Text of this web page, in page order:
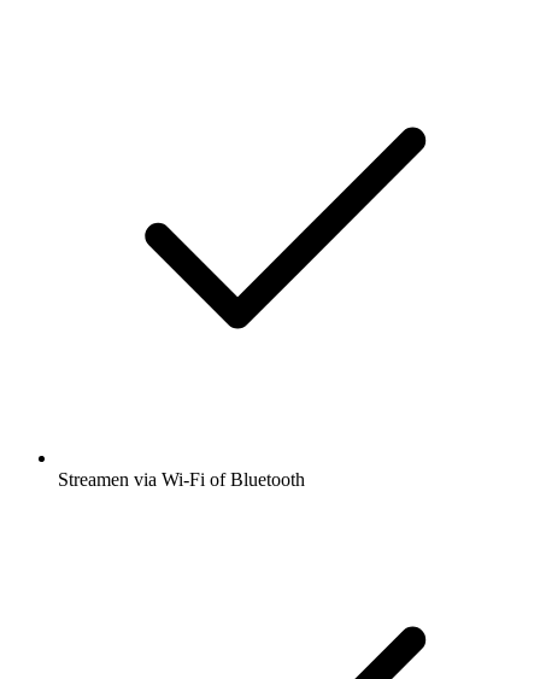
Streamen via Wi-Fi of Bluetooth